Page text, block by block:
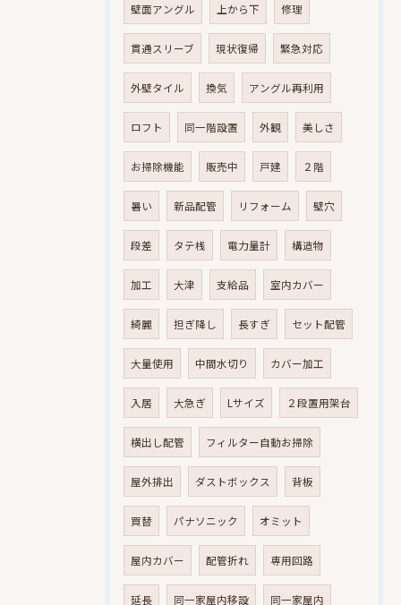
壁面アングル 上から下 修理
貫通スリーブ 現状復帰 緊急対応
外壁タイル 換気 アングル再利用
ロフト 同一階設置 外観 美しさ
お掃除機能 販売中 戸建 ２階
暑い 新品配管 リフォーム 壁穴
段差 タテ桟 電力量計 構造物
加工 大津 支給品 室内カバー
綺麗 担ぎ降し 長すぎ セット配管
大量使用 中間水切り カバー加工
入居 大急ぎ Lサイズ ２段置用架台
横出し配管 フィルター自動お掃除
屋外排出 ダストボックス 背板
買替 パナソニック オミット
屋内カバー 配管折れ 専用回路
延長 同一家屋内移設 同一家屋内